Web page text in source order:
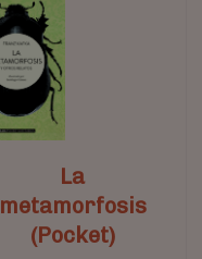
La
metamorfosis
(Pocket)